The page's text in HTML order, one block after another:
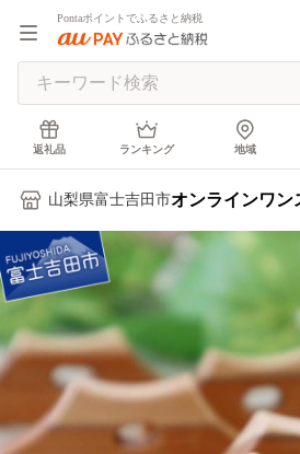
Pontaポイントでふるさと納税
返礼品 ランキング 地域
山梨県富士吉田市オンラインワン